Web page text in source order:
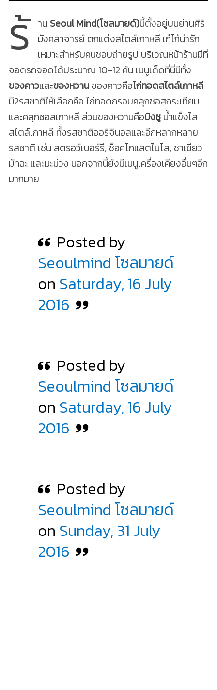
ร้ าน Seoul Mind(โซลมายด์)นี้ตั้งอยู่บนย่านศิริ
มังคลาจารย์ ตกแต่งสไตล์เกาหลี เก๋ไก๋น่ารัก
เหมาะสำหรับคนชอบถ่ายรูป บริเวณหน้าร้านมีที่
จอดรถจอดได้ประมาณ 10-12 คัน เมนูเด็ดที่นี่มีทั้ง
ของคาวและของหวานของคาวคือไก่ทอดสไตล์เกาหลี
มี2รสชาติให้เลือกคือ ไก่ทอดกรอบคลุกซอสกระเทียม
และคลุกซอสเกาหลี ส่วนของหวานคือบิงซูน้ำแข็งไส
สไตล์เกาหลี ทั้งรสชาติออริจินอลและอีกหลากหลาย
รสชาติ เช่น สตรอว์เบอร์รี, ช็อคโกแลตไมโล, ชาเขียว
มัทฉะ และมะม่วง นอกจากนี้ยังมีเมนูเครื่องเคียงอื่นๆอีก
มากมาย
Posted by
Seoulmind โซลมายด์
on Saturday, 16 July
2016
Posted by
Seoulmind โซลมายด์
on Saturday, 16 July
2016
Posted by
Seoulmind โซลมายด์
on Sunday, 31 July
2016